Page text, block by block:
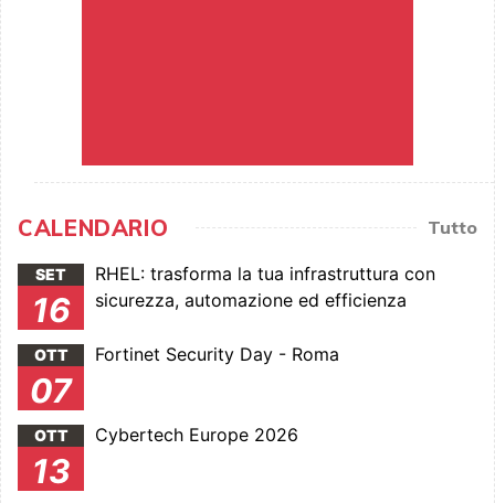
CALENDARIO Tutto
SET
16
RHEL: trasforma la tua infrastruttura con
sicurezza, automazione ed efficienza
OTT
07
Fortinet Security Day - Roma
OTT
13
Cybertech Europe 2026